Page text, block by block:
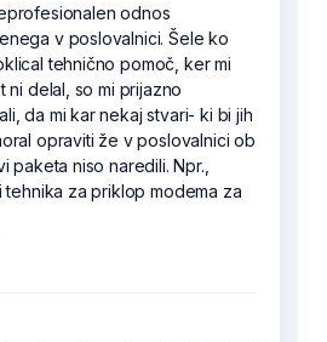
odnos
v poslovalnici. Šele ko
tehnično pomoč, ker mi
ni delal, so mi prijazno
da mi kar nekaj stvari- ki bi jih
opraviti že v poslovalnici ob
paketa niso naredili. Npr.,
tehnika za priklop modema za